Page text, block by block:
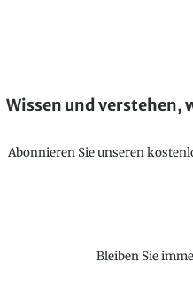
Wissen und verstehen,
Abonnieren Sie unseren
Bleiben Sie